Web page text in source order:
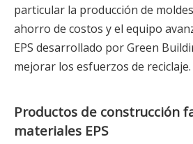
particular la producción de
ahorro de costos y el equipo
EPS desarrollado por Green
mejorar los esfuerzos de reciclaje.
Productos de construcción
materiales EPS